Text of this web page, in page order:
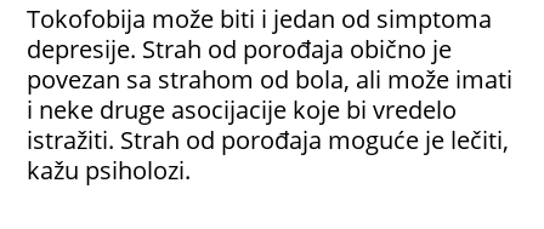
Tokofobija može biti i jedan od simptoma
depresije. Strah od porođaja obično je
povezan sa strahom od bola, ali može imati
i neke druge asocijacije koje bi vredelo
istražiti. Strah od porođaja moguće je lečiti,
kažu psiholozi.